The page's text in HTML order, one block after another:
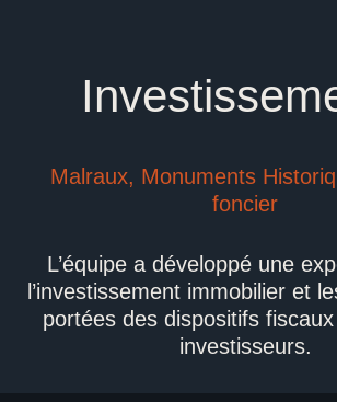
Malraux, Monuments
foncier
L’équipe a développé une
l’investissement immobilier et
portées des dispositifs
investisseurs.